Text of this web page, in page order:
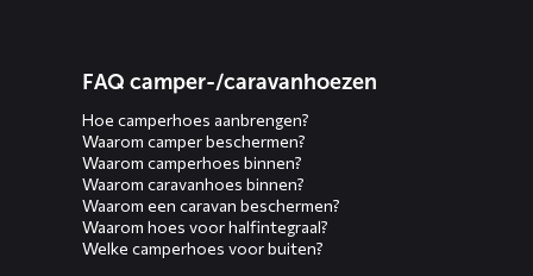
FAQ camper-/caravanhoezen
Hoe camperhoes aanbrengen?
Waarom camper beschermen?
Waarom camperhoes binnen?
Waarom caravanhoes binnen?
Waarom een caravan beschermen?
Waarom hoes voor halfintegraal?
Welke camperhoes voor buiten?